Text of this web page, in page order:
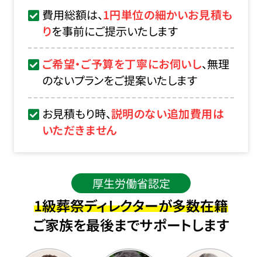
費用総額は、1円単位の細かいお見積も
りを事前にご提示いたします
ご希望・ご予算を丁寧にお伺いし、無理
のないプランをご提案いたします
お見積もり時、説明のない追加費用は
いただきません
厚生労働省認定
1級葬祭ディレクターが多数在籍
ご家族を最後までサポートします